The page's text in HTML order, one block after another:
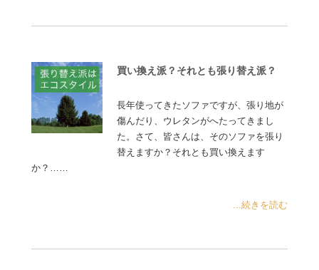
買い換え派？それとも張り替え派？
長年使ってきたソファですが、張り地が
傷んだり、ウレタンがへたってきまし
た。さて、皆さんは、そのソファを張り
替えますか？それとも買い換えます
か？……
...続きを読む